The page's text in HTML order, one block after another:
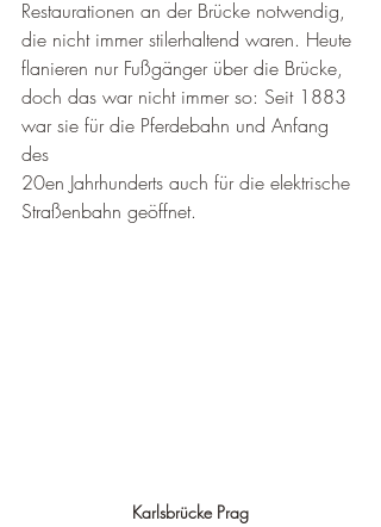
Restaurationen an der Brücke notwendig,
die nicht immer stilerhaltend waren. Heute
flanieren nur Fußgänger über die Brücke,
doch das war nicht immer so: Seit 1883
war sie für die Pferdebahn und Anfang
des
20en Jahrhunderts auch für die elektrische
Straßenbahn geöffnet.
Karlsbrücke Prag